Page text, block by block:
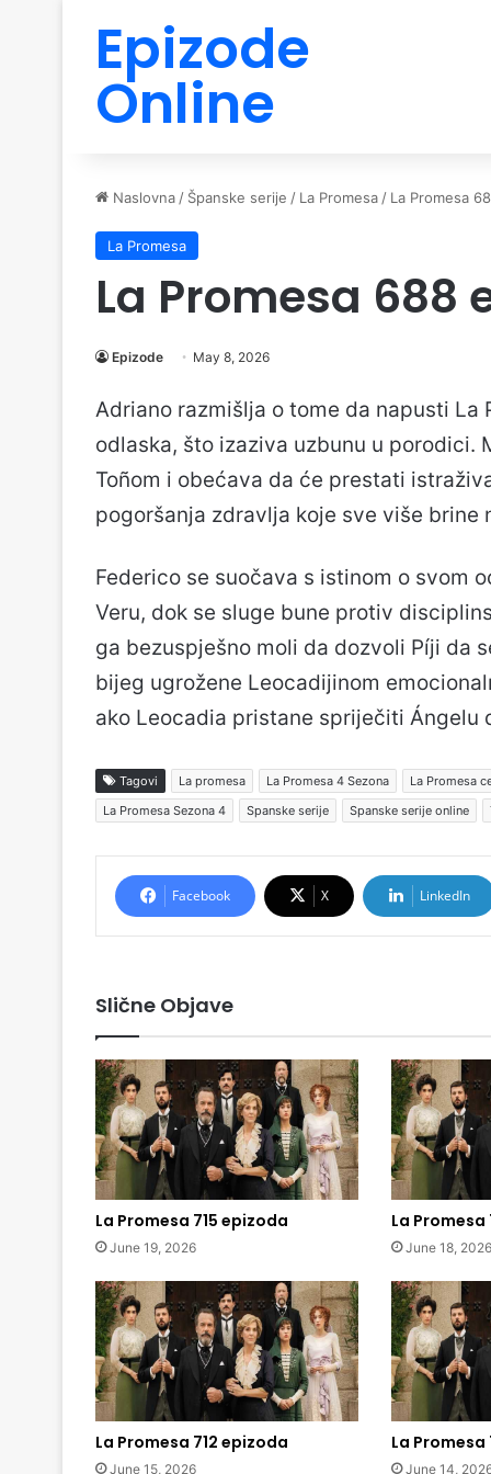
Epizode
Online
Naslovna / Španske serije / La Promesa / La Promesa
La Promesa
La Promesa 688
Epizode May 8, 2026
Adriano razmišlja o tome da napusti La
odlaska, što izaziva uzbunu u
Toñom i obećava da će prestati
pogoršanja zdravlja koje sve više brine
Federico se suočava s istinom o svom
Veru, dok se sluge bune protiv
ga bezuspješno moli da dozvoli Píji da
bijeg ugrožene Leocadijinom
ako Leocadia pristane spriječiti Ángelu
Tagovi La promesa La Promesa 4 Sezona
La Promesa
La Promesa Sezona 4
Spanske serije Spanske serije online
Facebook X LinkedIn
Slične Objave
La Promesa 715 epizoda
June 19, 2026
La
June 18, 2026
La Promesa 712 epizoda
June 15, 2026
La Promesa
June 14,